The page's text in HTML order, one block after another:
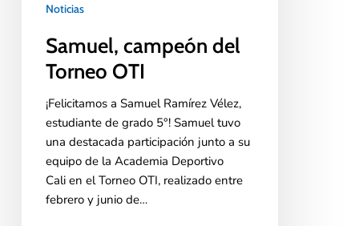
Noticias
Samuel, campeón del
Torneo OTI
¡Felicitamos a Samuel Ramírez Vélez,
estudiante de grado 5°! Samuel tuvo
una destacada participación junto a su
equipo de la Academia Deportivo
Cali en el Torneo OTI, realizado entre
febrero y junio de…